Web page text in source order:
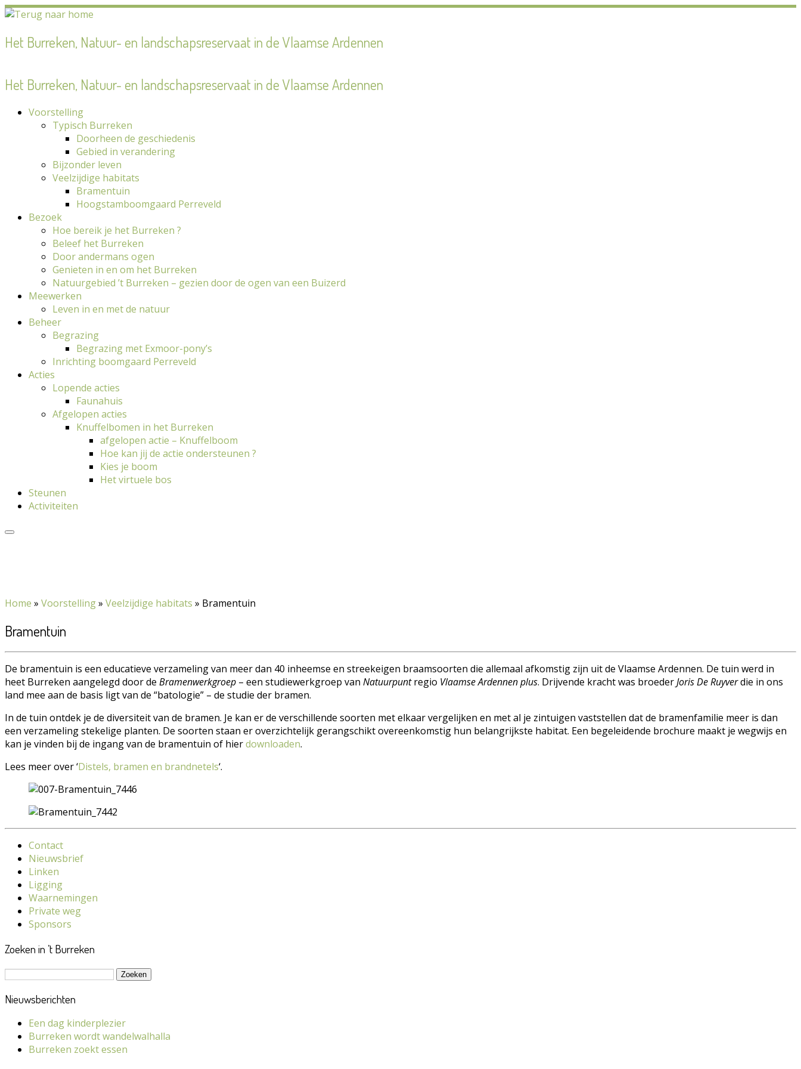
Ga
inhoud
Het Burreken, Natuur- en landschapsreservaat in de Vlaamse Ardennen
Het Burreken, Natuur- en landschapsreservaat in de Vlaamse Ardennen
Voorstelling
Typisch Burreken
Doorheen de geschiedenis
Gebied in verandering
Bijzonder leven
Veelzijdige habitats
Bramentuin
Hoogstamboomgaard Perreveld
Bezoek
Hoe bereik je het Burreken ?
Beleef het Burreken
Door andermans ogen
Genieten in en om het Burreken
Natuurgebied ’t Burreken – gezien door de ogen van een Buizerd
Meewerken
Leven in en met de natuur
Beheer
Begrazing
Begrazing met Exmoor-pony’s
Inrichting boomgaard Perreveld
Acties
Lopende acties
Faunahuis
Afgelopen acties
Knuffelbomen in het Burreken
afgelopen actie – Knuffelboom
Hoe kan jij de actie ondersteunen ?
Kies je boom
Het virtuele bos
Steunen
Activiteiten
Home » Voorstelling» Veelzijdige habitats » Bramentuin
Bramentuin
De bramentuin is een educatieve verzameling van meer dan 40 inheemse en streekeigen braamsoorten die allemaal afkomstig zijn uit de Vlaamse Ardennen. De tuin werd in
heet Burreken aangelegd door de Bramenwerkgroep – een studiewerkgroep van Natuurpuntregio Vlaamse Ardennen plus. Drijvende kracht was broederJoris De Ruyverdie in ons
land mee aan de basis ligt van de “batologie” – de studie der bramen.
In de tuin ontdek je de diversiteit van de bramen. Je kan er de verschillende soorten met elkaar vergelijken en met al je zintuigen vaststellen dat de bramenfamilie meer is dan
een verzameling stekelige planten. De soorten staan er overzichtelijk gerangschikt overeenkomstig hun belangrijkste habitat. Een begeleidende brochure maakt je wegwijs en
kan je vinden bij de ingang van de bramentuin of hierdownloaden.
Lees meer over ‘Distels, bramen en brandnetels‘.
Contact
Nieuwsbrief
Linken
Ligging
Waarnemingen
Private weg
Sponsors
Zoeken in ’t Burreken
Zoeken
Nieuwsberichten
Een dag kinderplezier
Burreken wordt wandelwalhalla
Burreken zoekt essen